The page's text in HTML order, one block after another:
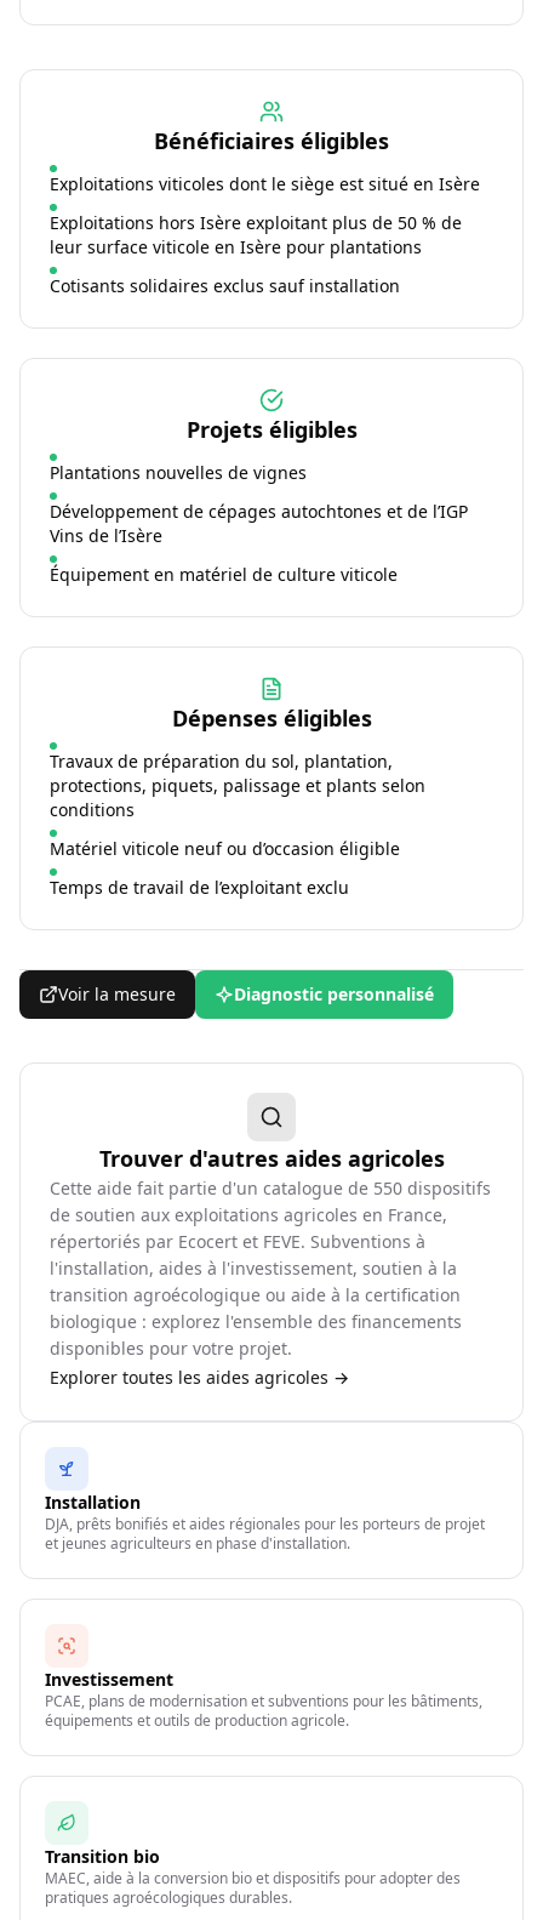
Bénéficiaires éligibles
Exploitations viticoles dont le siège est situé en Isère
Exploitations hors Isère exploitant plus de 50 % de
leur surface viticole en Isère pour plantations
Cotisants solidaires exclus sauf installation
Projets éligibles
Plantations nouvelles de vignes
Développement de cépages autochtones et de l’IGP
Vins de l’Isère
Équipement en matériel de culture viticole
Dépenses éligibles
Travaux de préparation du sol, plantation,
protections, piquets, palissage et plants selon
conditions
Matériel viticole neuf ou d’occasion éligible
Temps de travail de l’exploitant exclu
Voir la mesure Diagnostic personnalisé
Trouver d'autres aides agricoles
Cette aide fait partie d'un catalogue de 550 dispositifs
de soutien aux exploitations agricoles en France,
répertoriés par Ecocert et FEVE. Subventions à
l'installation, aides à l'investissement, soutien à la
transition agroécologique ou aide à la certification
biologique : explorez l'ensemble des financements
disponibles pour votre projet.
Explorer toutes les aides agricoles →
Installation
DJA, prêts bonifiés et aides régionales pour les porteurs de projet
et jeunes agriculteurs en phase d'installation.
Investissement
PCAE, plans de modernisation et subventions pour les bâtiments,
équipements et outils de production agricole.
Transition bio
MAEC, aide à la conversion bio et dispositifs pour adopter des
pratiques agroécologiques durables.